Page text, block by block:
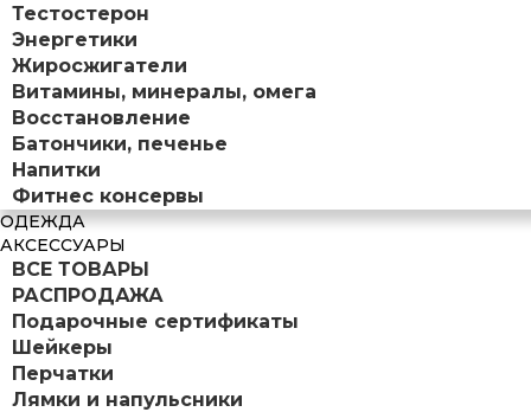
Тестостерон
Энергетики
Жиросжигатели
Витамины, минералы, омега
Восстановление
Батончики, печенье
Напитки
Фитнес консервы
ОДЕЖДА
АКСЕССУАРЫ
ВСЕ ТОВАРЫ
РАСПРОДАЖА
Подарочные сертификаты
Шейкеры
Перчатки
Лямки и напульсники